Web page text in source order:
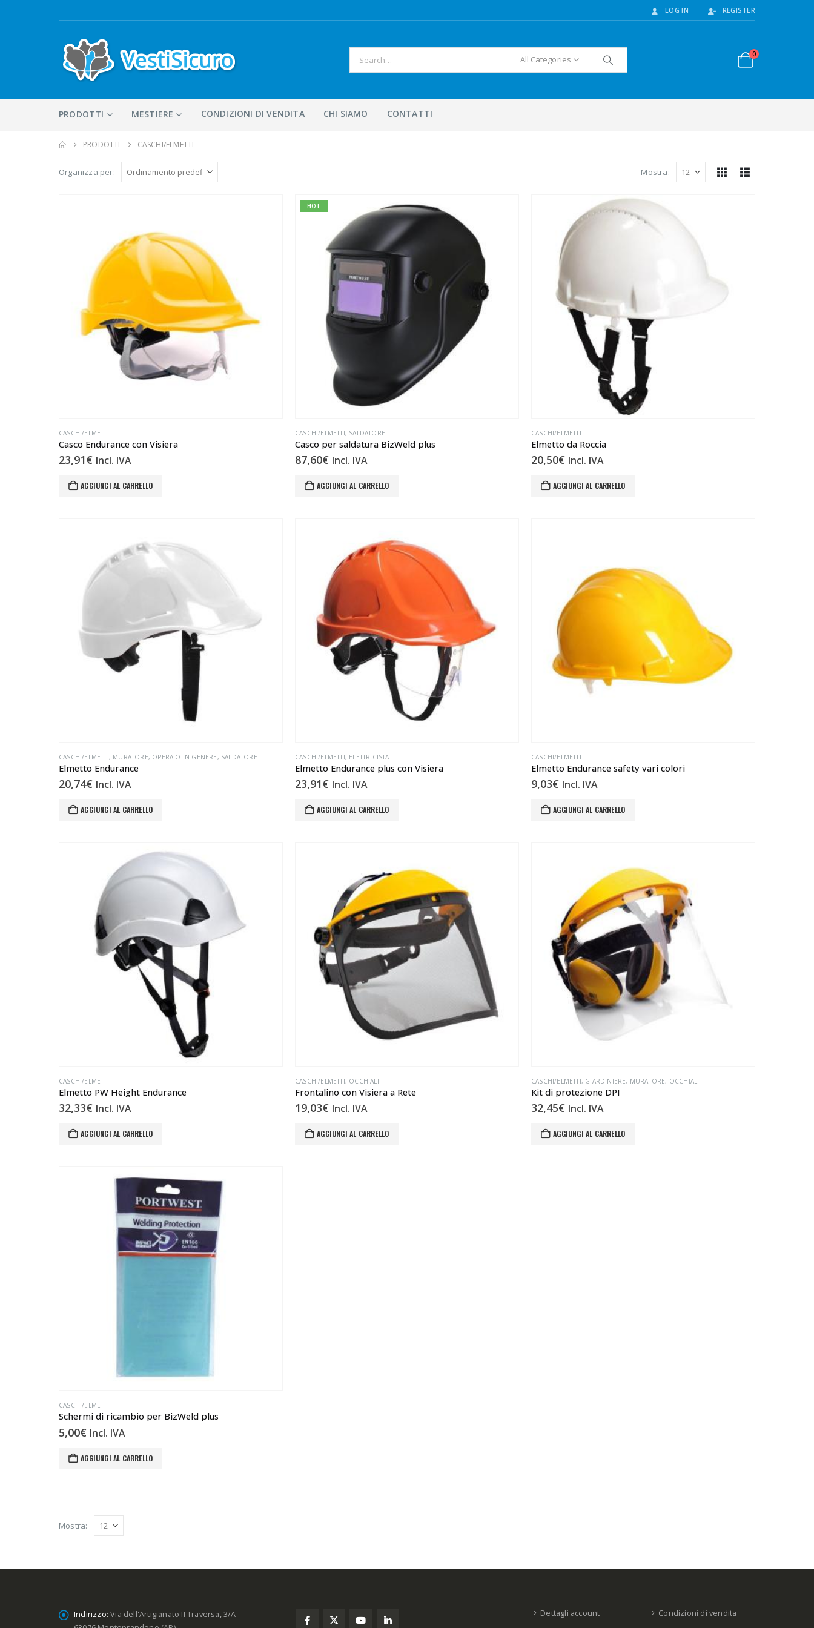
LOG IN REGISTER
All Categories 0
PRODOTTI MESTIERE CONDIZIONI DI VENDITA CHI SIAMO CONTATTI
PRODOTTI CASCHI/ELMETTI
Organizza per: Mostra:
CASCHI/ELMETTI
Casco Endurance con Visiera
23,91€ Incl. IVA
AGGIUNGI AL CARRELLO
HOT
CASCHI/ELMETTI, SALDATORE
Casco per saldatura BizWeld plus
87,60€ Incl. IVA
AGGIUNGI AL CARRELLO
CASCHI/ELMETTI
Elmetto da Roccia
20,50€ Incl. IVA
AGGIUNGI AL CARRELLO
CASCHI/ELMETTI, MURATORE, OPERAIO IN GENERE, SALDATORE
Elmetto Endurance
20,74€ Incl. IVA
AGGIUNGI AL CARRELLO
CASCHI/ELMETTI, ELETTRICISTA
Elmetto Endurance plus con Visiera
23,91€ Incl. IVA
AGGIUNGI AL CARRELLO
CASCHI/ELMETTI
Elmetto Endurance safety vari colori
9,03€ Incl. IVA
AGGIUNGI AL CARRELLO
CASCHI/ELMETTI
Elmetto PW Height Endurance
32,33€ Incl. IVA
AGGIUNGI AL CARRELLO
CASCHI/ELMETTI, OCCHIALI
Frontalino con Visiera a Rete
19,03€ Incl. IVA
AGGIUNGI AL CARRELLO
CASCHI/ELMETTI, GIARDINIERE, MURATORE, OCCHIALI
Kit di protezione DPI
32,45€ Incl. IVA
AGGIUNGI AL CARRELLO
CASCHI/ELMETTI
Schermi di ricambio per BizWeld plus
5,00€ Incl. IVA
AGGIUNGI AL CARRELLO
Mostra:
Indirizzo: Via dell'Artigianato II Traversa, 3/A
Dettagli account Condizioni di vendita